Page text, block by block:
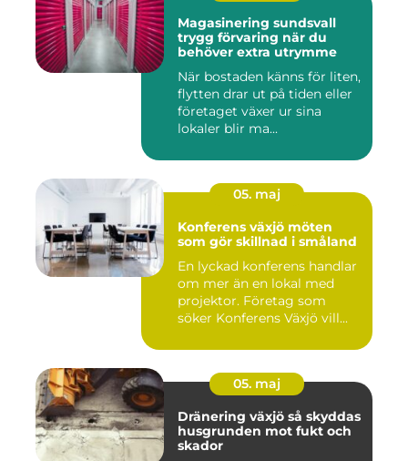
Magasinering sundsvall
trygg förvaring när du
behöver extra utrymme
När bostaden känns för liten,
flytten drar ut på tiden eller
företaget växer ur sina
lokaler blir ma...
05. maj
Konferens växjö möten
som gör skillnad i småland
En lyckad konferens handlar
om mer än en lokal med
projektor. Företag som
söker Konferens Växjö vill...
05. maj
Dränering växjö så skyddas
husgrunden mot fukt och
skador